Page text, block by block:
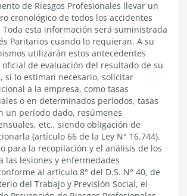
de Riesgos Profesionales llevar un
cronológico de todos los accidentes
esta información será suministrada
Paritarios cuando lo requieran. A su
utilizarán estos antecedentes
de evaluación del resultado de su
si lo estiman necesario, solicitar
a la empresa, como tasas
o en determinados períodos, tasas
un período dado, resúmenes
etc., siendo obligación de
(artículo 66 de la Ley N° 16.744).
para la recopilación y el análisis de los
las lesiones y enfermedades
al artículo 8° del D.S. N° 40, de
del Trabajo y Previsión Social, el